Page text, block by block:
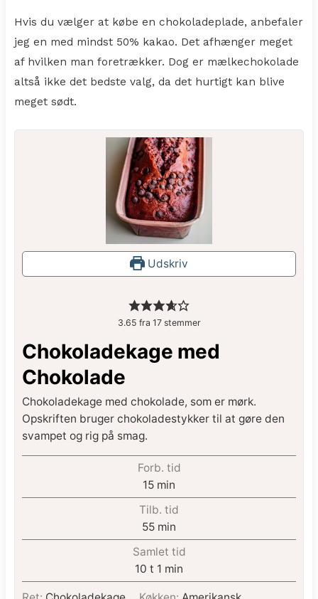
Hvis du vælger at købe en chokoladeplade, anbefaler
jeg en med mindst 50% kakao. Det afhænger meget
af hvilken man foretrækker. Dog er mælkechokolade
altså ikke det bedste valg, da det hurtigt kan blive
meget sødt.
Udskriv
3.65 fra 17stemmer
Chokoladekage med
Chokolade
Chokoladekage med chokolade, som er mørk.
Opskriften bruger chokoladestykker til at gøre den
svampet og rig på smag.
Forb. tid
15 min
Tilb. tid
55 min
Samlet tid
10 t 1 min